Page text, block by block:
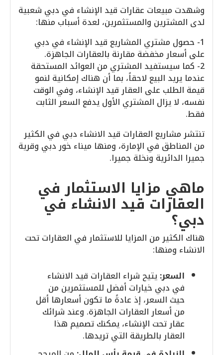
وشهدت مبيعات عقارات قيد الإنشاء في دبي شعبية
لدى المشترين والمستثمرين، لعدة أسباب منها:
1- حصول مشتري المشاريع قيد الإنشاء في دبي
على أسعار مخفضة مقارنة بالعقارات الجاهزة.
2- كما سيستفيد المشتري من العوائد المستحقة
عندما يريد البيع لاحقاً، بما أن هناك إمكانية لنمو
قيمة الطلب على العقار قيد الإنشاء، وفي الوقت
نفسه، لا يزال المشتري الأول يدفع السعر الثابت
فقط.
تنتشر مشاريع العقارات قيد الانشاء دبي في الكثير
من المناطق في الإمارة، ومنها ميناء خور دبي وقرية
جميرا الدائرية ونخلة جميرا.
ماهي مزايا الاستثمار في
العقارات قيد الانشاء في
دبي؟
هناك الكثير من المزايا للاستثمار في العقارات تحت
الانشاء ومنها:
السعر:يتيح شراء العقارات قيد الانشاء
في دبي خيارات أفضل للمستثمرين من
حيث السعر، إذ عادةً ما تكون أسعارها أقل
من أسعار العقارات الجاهزة. وعند شرائك
عقار تحت الإنشاء، يمكنك تصميم هذا
العقار بالطريقة التي تريدها.